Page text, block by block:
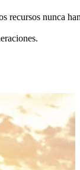
recursos nunca